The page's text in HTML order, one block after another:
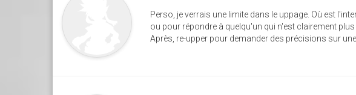
Perso, je verrais une limite dans le uppage. Où est
ou pour répondre à quelqu'un qui n'est clairement plus
Après, re-upper pour demander des précisions sur